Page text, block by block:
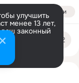
Войти
улучшить
менее 13 лет,
законный